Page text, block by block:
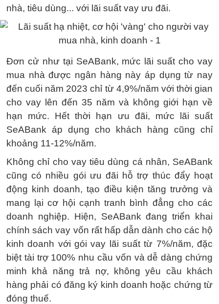
nhà, tiêu dùng... với lãi suất vay ưu đãi.
Đơn cử như tại SeABank, mức lãi suất cho vay
mua nhà được ngân hàng này áp dụng từ nay
đến cuối năm 2023 chỉ từ 4,9%/năm với thời gian
cho vay lên đến 35 năm và không giới hạn về
hạn mức. Hết thời hạn ưu đãi, mức lãi suất
SeABank áp dụng cho khách hàng cũng chỉ
khoảng 11-12%/năm.
Không chỉ cho vay tiêu dùng cá nhân, SeABank
cũng có nhiều gói ưu đãi hỗ trợ thúc đẩy hoạt
động kinh doanh, tạo điều kiện tăng trưởng và
mang lại cơ hội cạnh tranh bình đẳng cho các
doanh nghiệp. Hiện, SeABank đang triển khai
chính sách vay vốn rất hấp dẫn dành cho các hộ
kinh doanh với gói vay lãi suất từ 7%/năm, đặc
biệt tài trợ 100% nhu cầu vốn và dễ dàng chứng
minh khả năng trả nợ, không yêu cầu khách
hàng phải có đăng ký kinh doanh hoặc chứng từ
đóng thuế.